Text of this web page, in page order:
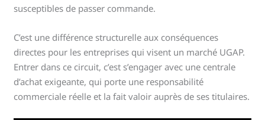
susceptibles de passer commande.
C’est une différence structurelle aux conséquences
directes pour les entreprises qui visent un marché UGAP.
Entrer dans ce circuit, c’est s’engager avec une centrale
d’achat exigeante, qui porte une responsabilité
commerciale réelle et la fait valoir auprès de ses titulaires.